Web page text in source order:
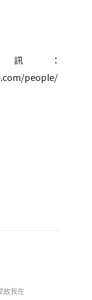
：
people/
故我在